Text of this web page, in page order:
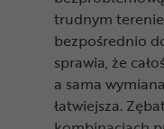
trudnym
bezpośrednio
sprawia, że
a sama
łatwiejsza.